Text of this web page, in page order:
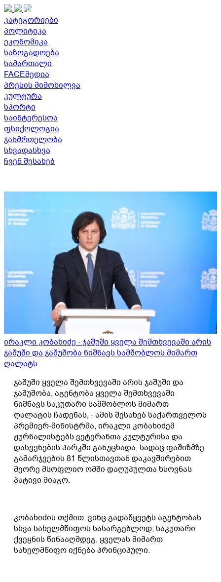
THE GEORGIAN TIMES
კატეგორიები
პოლიტიკა
ეკონომიკა
საზოგადოება
სამართალი
FACEმედია
პრესის მიმოხილვა
კულტურა
სპორტი
საინტერესოა
ფსიქოლოგია
ჯანმრთელობა
სხვადასხვა
ჩვენ შესახებ
ირაკლი კობახიძე - ჯაშუში ყველა შემთხვევაში არის
ჯაშუში და ჯაშუშობა ნიშნავს სამშობლოს მიმართ
ღალატს
ჯაშუში ყველა შემთხვევაში არის ჯაშუში და
ჯაშუშობა, აგენტობა ყველა შემთხვევაში
ნიშნავს საკუთარი სამშობლოს მიმართ
ღალატის ჩადენას, - ამის შესახებ საქართველოს
პრემიერ-მინისტრმა, ირაკლი კობახიძემ
ჟურნალისტებს ვეტერანთა კულტურისა და
დასვენების პარკში განუცხადა, სადაც ფაშიზმზე
გამარჯვების 81 წლისთავთან დაკავშირებით
მეორე მსოფლიო ომში დაღუპულთა ხსოვნას
პატივი მიაგო.
კობახიძის თქმით, ვინც გადაწყვეტს აგენტობას
სხვა სახელმწიფოს სასარგებლოდ, საკუთარი
ქვეყნის წინააღმდეგ, ყველას მიმართ
სახელმწიფო იქნება პრინციპული.